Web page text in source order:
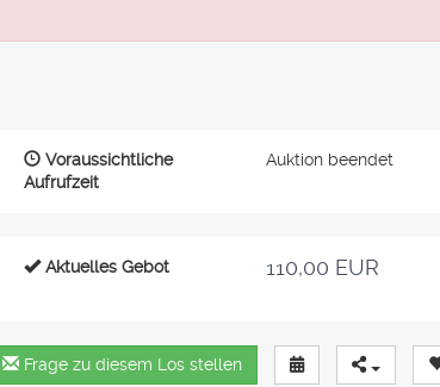
Voraussichtliche
Aufrufzeit
Auktion beendet
Aktuelles Gebot 110,00 EUR
Frage zu diesem Los stellen